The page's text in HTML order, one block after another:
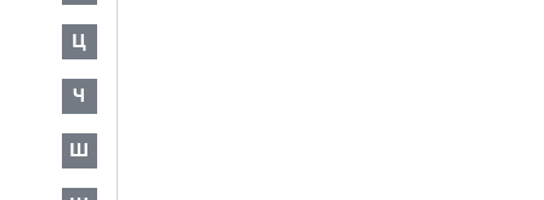
Ц
Ч
Ш